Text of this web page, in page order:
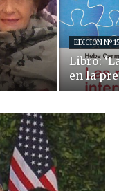
EDICIÓN Nº
Libro:
en la